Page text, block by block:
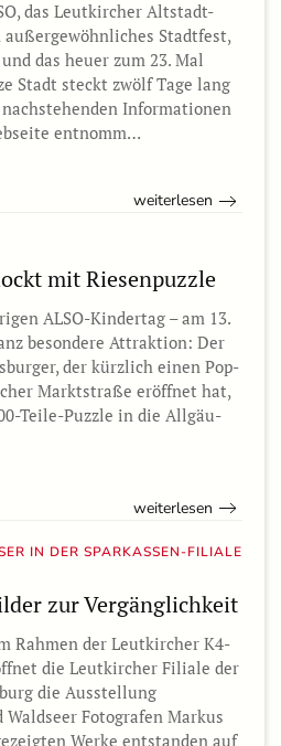
das Leutkircher Altstadt-
Stadtfest,
das heuer zum 23. Mal
Stadt steckt zwölf Tage lang
Informationen
entnomm…
weiterlesen
mit Riesenpuzzle
ALSO-Kindertag – am 13.
besondere Attraktion: Der
der kürzlich einen Pop-
Marktstraße eröffnet hat,
Teile-Puzzle in die Allgäu-
weiterlesen
IN DER SPARKASSEN-FILIALE
zur Vergänglichkeit
Rahmen der Leutkircher K4-
die Leutkircher Filiale der
die Ausstellung
Waldseer Fotografen Markus
Werke entstanden auf